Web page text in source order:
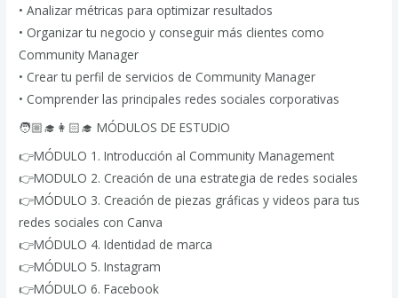
• Analizar métricas para optimizar resultados
• Organizar tu negocio y conseguir más clientes como
Community Manager
• Crear tu perfil de servicios de Community Manager
• Comprender las principales redes sociales corporativas
🧑🏼‍🎓👩🏻‍🎓 MÓDULOS DE ESTUDIO
👉MÓDULO 1. Introducción al Community Management
👉MODULO 2. Creación de una estrategia de redes sociales
👉MÓDULO 3. Creación de piezas gráficas y videos para tus
redes sociales con Canva
👉MÓDULO 4. Identidad de marca
👉MÓDULO 5. Instagram
👉MÓDULO 6. Facebook